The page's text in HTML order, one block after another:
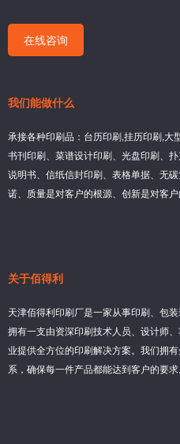
在线咨询
我们能做什么
承接各种印刷品：台历印刷,挂历印刷,大
书刊印刷、菜谱设计印刷、光盘印刷、
说明书、信纸信封印刷、表格单据、无
诺、质量是对客户的根源、创新是对客户
关于佰得利
天津佰得利印刷厂是一家从事印刷、包
拥有一支由资深印刷技术人员、设计师
业提供全方位的印刷解决方案。我们拥
系，确保每一件产品都能达到客户的要求